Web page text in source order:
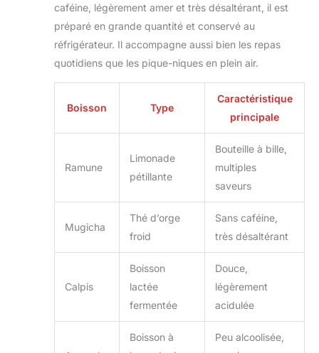
caféine, légèrement amer et très désaltérant, il est
préparé en grande quantité et conservé au
réfrigérateur. Il accompagne aussi bien les repas
quotidiens que les pique-niques en plein air.
Boisson Type
Caractéristique
principale
Ramune
Limonade
pétillante
Bouteille à bille,
multiples
saveurs
Mugicha
Thé d’orge
froid
Sans caféine,
très désaltérant
Calpis
Boisson
lactée
fermentée
Douce,
légèrement
acidulée
Boisson à
Peu alcoolisée,